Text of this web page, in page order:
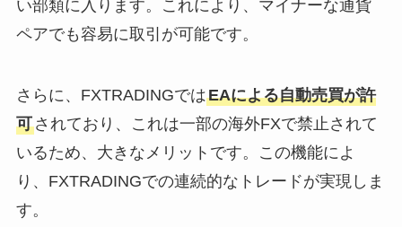
い部類に入ります。これにより、マイナーな通貨
ペアでも容易に取引が可能です。
さらに、FXTRADINGではEAによる自動売買が許
可されており、これは一部の海外FXで禁止されて
いるため、大きなメリットです。この機能によ
り、FXTRADINGでの連続的なトレードが実現しま
す。